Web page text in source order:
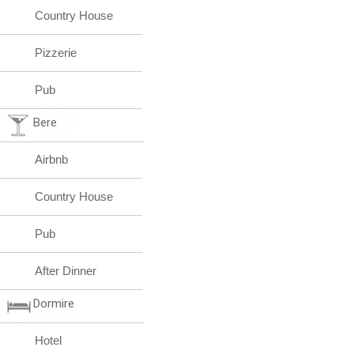
Country House
Pizzerie
Pub
Bere
Airbnb
Country House
Pub
After Dinner
Dormire
Hotel